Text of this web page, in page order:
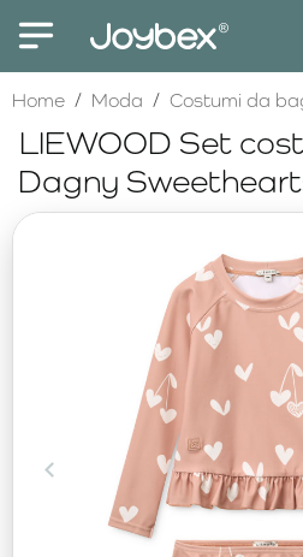
LIEWOOD Set
Dagny
HomehomeModa Costumi da